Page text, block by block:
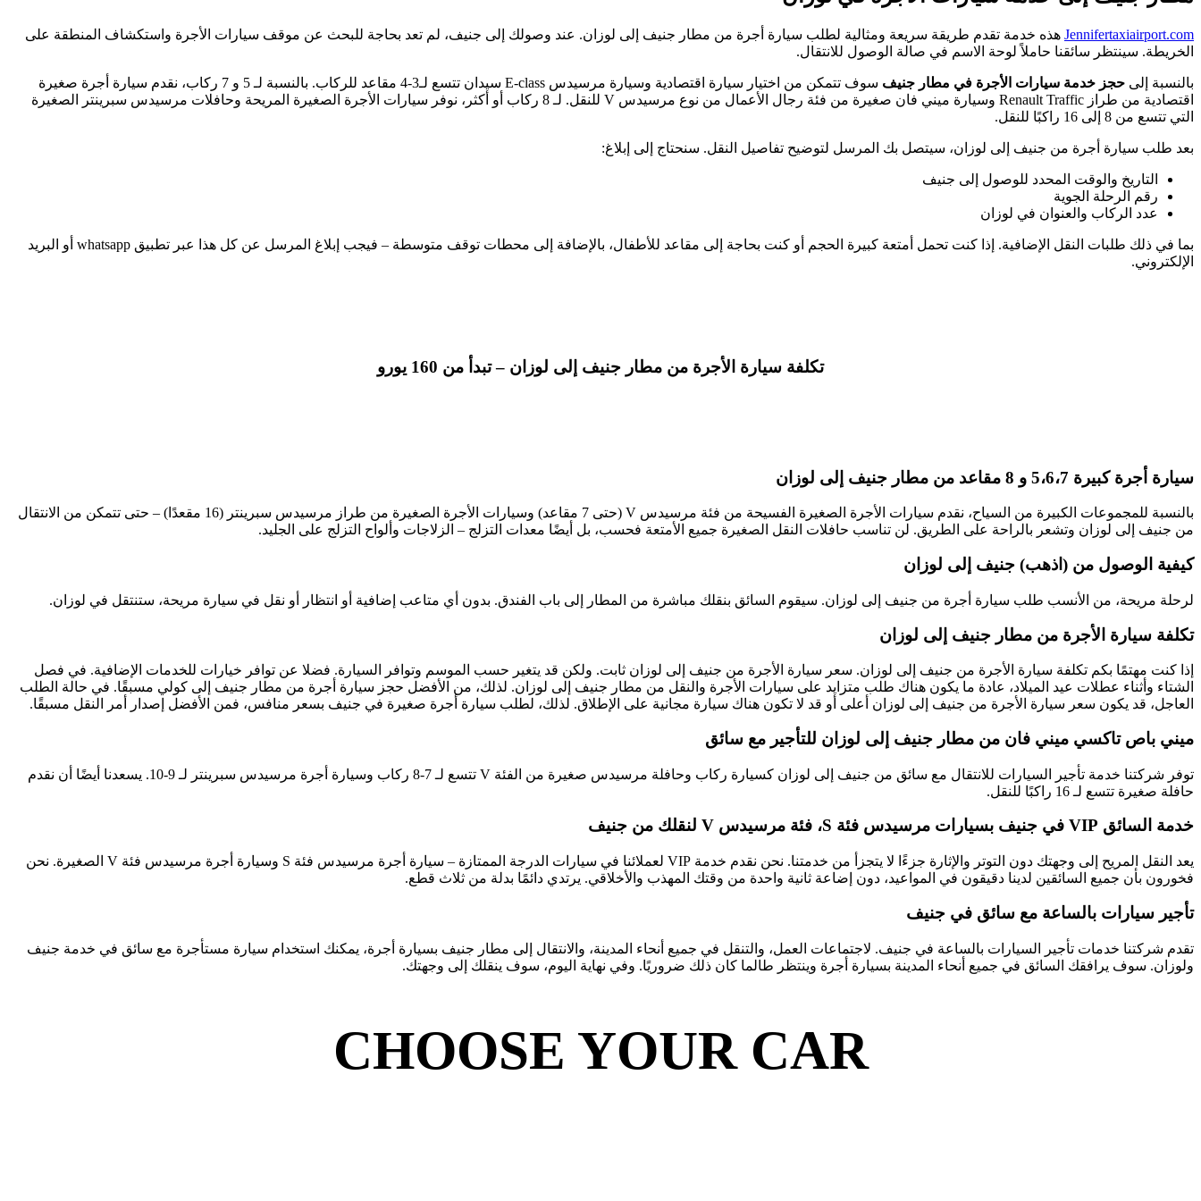
Jennifertaxiairport.com هذه خدمة تقدم طريقة سريعة ومثالية لطلب سيارة أجرة من مطار جنيف إلى لوزان. عند وصولك إلى جنيف، لم تعد بحاجة للبحث عن موقف سيارات الأجرة واستكشاف المنطقة على
الخريطة. سينتظر سائقنا حاملاً لوحة الاسم في صالة الوصول للانتقال.
بالنسبة إلى حجز خدمة سيارات الأجرة في مطار جنيف
سوف تتمكن من اختيار سيارة اقتصادية وسيارة مرسيدس E-class سيدان تتسع لـ3-4 مقاعد للركاب. بالنسبة لـ 5 و 7 ركاب، نقدم سيارة أجرة صغيرة
اقتصادية من طراز Renault Traffic وسيارة ميني فان صغيرة من فئة رجال الأعمال من نوع مرسيدس V للنقل. لـ 8 ركاب أو أكثر، نوفر سيارات الأجرة الصغيرة المريحة وحافلات مرسيدس سبرينتر الصغيرة
التي تتسع من 8 إلى 16 راكبًا للنقل.
بعد طلب سيارة أجرة من جنيف إلى لوزان، سيتصل بك المرسل لتوضيح تفاصيل النقل. سنحتاج إلى إبلاغ:
التاريخ والوقت المحدد للوصول إلى جنيف
رقم الرحلة الجوية
عدد الركاب والعنوان في لوزان
بما في ذلك طلبات النقل الإضافية. إذا كنت تحمل أمتعة كبيرة الحجم أو كنت بحاجة إلى مقاعد للأطفال، بالإضافة إلى محطات توقف متوسطة – فيجب إبلاغ المرسل عن كل هذا عبر تطبيق whatsapp أو البريد
الإلكتروني.
تكلفة سيارة الأجرة من مطار جنيف إلى لوزان – تبدأ من 160 يورو
سيارة أجرة كبيرة 5،6،7 و 8 مقاعد من مطار جنيف إلى لوزان
بالنسبة للمجموعات الكبيرة من السياح، نقدم سيارات الأجرة الصغيرة الفسيحة من فئة مرسيدس V (حتى 7 مقاعد) وسيارات الأجرة الصغيرة من طراز مرسيدس سبرينتر (16 مقعدًا) – حتى تتمكن من الانتقال
من جنيف إلى لوزان وتشعر بالراحة على الطريق. لن تناسب حافلات النقل الصغيرة جميع الأمتعة فحسب، بل أيضًا معدات التزلج – الزلاجات وألواح التزلج على الجليد.
كيفية الوصول من (اذهب) جنيف إلى لوزان
لرحلة مريحة، من الأنسب طلب سيارة أجرة من جنيف إلى لوزان. سيقوم السائق بنقلك مباشرة من المطار إلى باب الفندق. بدون أي متاعب إضافية أو انتظار أو نقل في سيارة مريحة، ستنتقل في لوزان.
تكلفة سيارة الأجرة من مطار جنيف إلى لوزان
إذا كنت مهتمًا بكم تكلفة سيارة الأجرة من جنيف إلى لوزان. سعر سيارة الأجرة من جنيف إلى لوزان ثابت. ولكن قد يتغير حسب الموسم وتوافر السيارة. فضلا عن توافر خيارات للخدمات الإضافية. في فصل
الشتاء وأثناء عطلات عيد الميلاد، عادة ما يكون هناك طلب متزايد على سيارات الأجرة والنقل من مطار جنيف إلى لوزان. لذلك، من الأفضل حجز سيارة أجرة من مطار جنيف إلى كولي مسبقًا. في حالة الطلب
العاجل، قد يكون سعر سيارة الأجرة من جنيف إلى لوزان أعلى أو قد لا تكون هناك سيارة مجانية على الإطلاق. لذلك، لطلب سيارة أجرة صغيرة في جنيف بسعر منافس، فمن الأفضل إصدار أمر النقل مسبقًا.
ميني باص تاكسي ميني فان من مطار جنيف إلى لوزان للتأجير مع سائق
توفر شركتنا خدمة تأجير السيارات للانتقال مع سائق من جنيف إلى لوزان كسيارة ركاب وحافلة مرسيدس صغيرة من الفئة V تتسع لـ 7-8 ركاب وسيارة أجرة مرسيدس سبرينتر لـ 9-10. يسعدنا أيضًا أن نقدم
حافلة صغيرة تتسع لـ 16 راكبًا للنقل.
خدمة السائق VIP في جنيف بسيارات مرسيدس فئة S، فئة مرسيدس V لنقلك من جنيف
يعد النقل المريح إلى وجهتك دون التوتر والإثارة جزءًا لا يتجزأ من خدمتنا. نحن نقدم خدمة VIP لعملائنا في سيارات الدرجة الممتازة – سيارة أجرة مرسيدس فئة S وسيارة أجرة مرسيدس فئة V الصغيرة. نحن
فخورون بأن جميع السائقين لدينا دقيقون في المواعيد، دون إضاعة ثانية واحدة من وقتك المهذب والأخلاقي. يرتدي دائمًا بدلة من ثلاث قطع.
تأجير سيارات بالساعة مع سائق في جنيف
تقدم شركتنا خدمات تأجير السيارات بالساعة في جنيف. لاجتماعات العمل، والتنقل في جميع أنحاء المدينة، والانتقال إلى مطار جنيف بسيارة أجرة، يمكنك استخدام سيارة مستأجرة مع سائق في خدمة جنيف
ولوزان. سوف يرافقك السائق في جميع أنحاء المدينة بسيارة أجرة وينتظر طالما كان ذلك ضروريًا. وفي نهاية اليوم، سوف ينقلك إلى وجهتك.
CHOOSE YOUR CAR